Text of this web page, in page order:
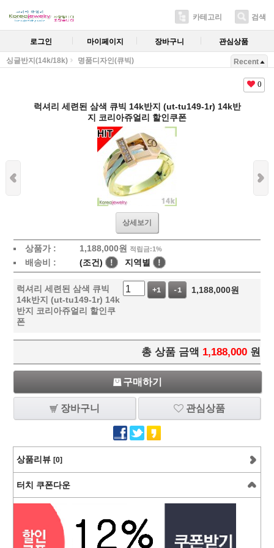
카테고리 검색
로그인 마이페이지 장바구니 관심상품
싱글반지(14k/18k) 명품디자인(큐빅) Recent
0
럭셔리 세련된 삼색 큐빅 14k반지 (ut-tu149-1r) 14k반
지 코리아쥬얼리 할인쿠폰
상세보기
상품가 : 1,188,000원 적립금:1%
배송비 : (조건) ! 지역별 !
럭셔리 세련된 삼색 큐빅
14k반지 (ut-tu149-1r) 14k
반지 코리아쥬얼리 할인쿠
폰
+1 -1 1,188,000원
총 상품 금액 1,188,000 원
구매하기
장바구니 관심상품
상품리뷰 [0]
터치 쿠폰다운